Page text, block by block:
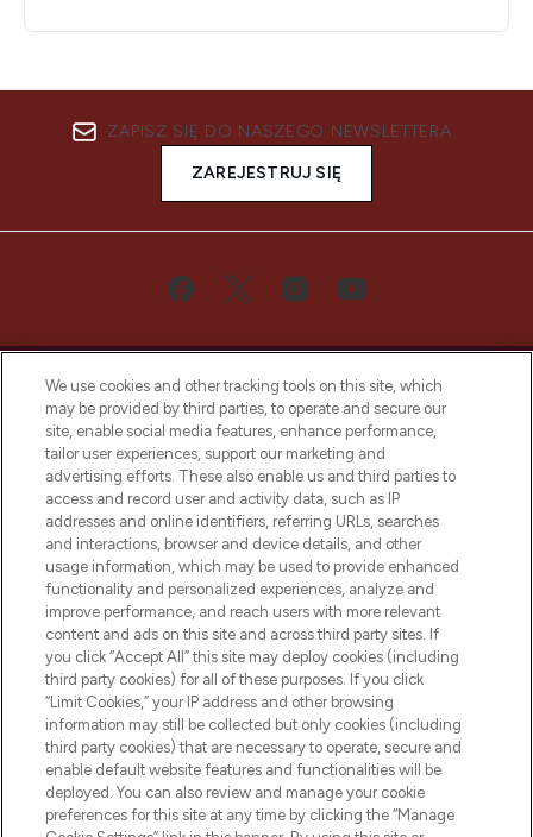
ZAPISZ SIĘ DO NASZEGO NEWSLETTERA
ZAREJESTRUJ SIĘ
Bądź pierwszą osobą, która dowie się o
najnowszych produktach, od niszowych i
uznanych marek, sezonowych trendach i
otrzyma ekskluzywne artykuły redakcyjne
z Sunday Supplement.
Zgoda na pliki cookie
Do Not Sell or Share My Personal
Information
POMOC & INFORMACJE
WAŻNE INFORMACJE
We use cookies and other tracking tools on this site, which
may be provided by third parties, to operate and secure our
site, enable social media features, enhance performance,
tailor user experiences, support our marketing and
advertising efforts. These also enable us and third parties to
access and record user and activity data, such as IP
addresses and online identifiers, referring URLs, searches
and interactions, browser and device details, and other
usage information, which may be used to provide enhanced
functionality and personalized experiences, analyze and
improve performance, and reach users with more relevant
content and ads on this site and across third party sites. If
you click “Accept All” this site may deploy cookies (including
third party cookies) for all of these purposes. If you click
“Limit Cookies,” your IP address and other browsing
information may still be collected but only cookies (including
third party cookies) that are necessary to operate, secure and
enable default website features and functionalities will be
deployed. You can also review and manage your cookie
preferences for this site at any time by clicking the “Manage